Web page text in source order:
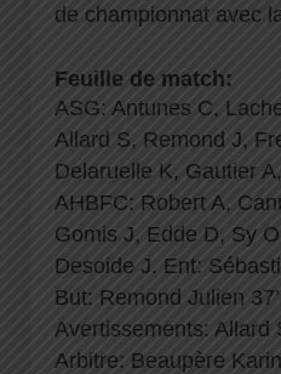
de championnat avec
Feuille de match:
ASG: Antunes C,
Allard S, Remond J,
Delaruelle K, Gautier
AHBFC: Robert A,
Gomis J, Edde D, Sy
Desoide J. Ent:
But: Remond Julien
Avertissements: Allard
Arbitre: Beaupère